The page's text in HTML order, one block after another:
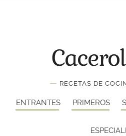
— RECETAS DE
ENTRANTES PRIMEROS